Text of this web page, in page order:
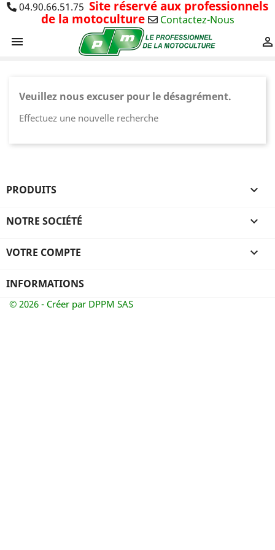
04.90.66.51.75 Site réservé aux professionnels
de la motoculture
Contactez-Nous
 
Veuillez nous excuser pour le désagrément.
Effectuez une nouvelle recherche
PRODUITS 
NOTRE SOCIÉTÉ 
VOTRE COMPTE 
INFORMATIONS
© 2026 - Créer par DPPM SAS
wish list.
Annuler